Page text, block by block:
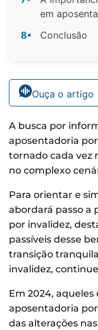
em
8•
Conclusão
Ouça o artigo
A busca por
aposentadoria
tornado cada vez
no complexo
Para orientar e
abordará passo a
por invalidez,
passíveis desse
transição
invalidez,
Em 2024,
aposentadoria
das alterações